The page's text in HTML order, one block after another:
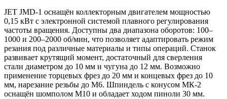
JET JMD-1 оснащён коллекторным двигателем мощностью
0,15 кВт с электронной системой плавного регулирования
частоты вращения. Доступны два диапазона оборотов: 100–
1000 и 200–2000 об/мин, что позволяет адаптировать режим
резания под различные материалы и типы операций. Станок
развивает крутящий момент, достаточный для сверления
стали диаметром до 10 мм и чугуна до 12 мм. Возможно
применение торцевых фрез до 20 мм и концевых фрез до 10
мм, нарезание резьбы до М6. Шпиндель с конусом МК-2
оснащён шомполом М10 и обладает ходом пиноли 30 мм.